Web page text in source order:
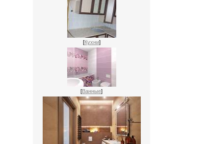
[Кухни]
[Ванные]